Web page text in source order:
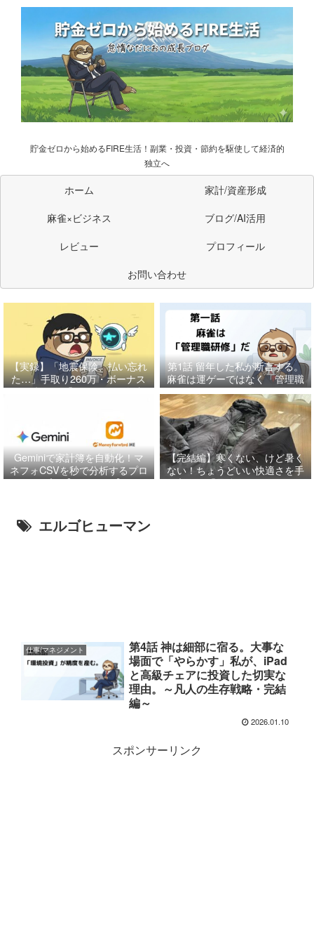
貯金ゼロから始めるFIRE生活！副業・投資・節約を駆使して経済的
独立へ
ホーム
家計/資産形成
麻雀×ビジネス
ブログ/AI活用
レビュー
プロフィール
お問い合わせ
【実録】「地震保険、払い忘れ
た…」手取り260万・ボーナス
月に起きた「85万円」の奇跡
第1話留年した私が断言する。
麻雀は運ゲーではなく「管理職
研修」だ
Geminiで家計簿を自動化！マ
ネフォCSVを秒で分析するプロ
ンプト【コピペOK】
【完結編】寒くない、けど暑く
ない！ちょうどいい快適さを手
に入れる「最強レイヤリング」
エルゴヒューマン
仕事/マネジメント
第4話 神は細部に宿る。大事な
場面で「やらかす」私が、iPad
と高級チェアに投資した切実な
理由。～凡人の生存戦略・完結
編～
2026.01.10
スポンサーリンク